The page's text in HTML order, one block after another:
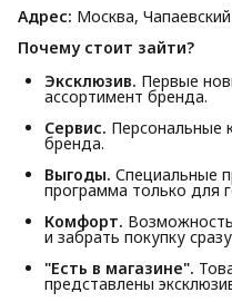
Адрес: Москва,
Почему стоит зайти?
Эксклюзив. Первые
ассортимент бренда.
Сервис. Персональные
бренда.
Выгоды. Специальные
программа только для
Комфорт.
и забрать покупку
"Есть в магазине".
представлены